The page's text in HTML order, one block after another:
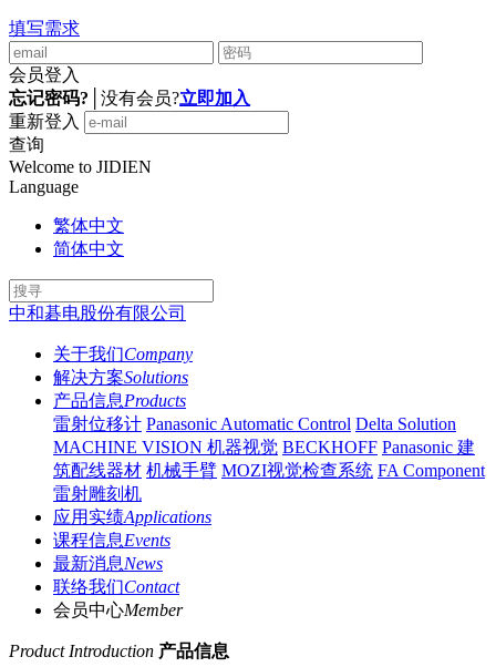
填写需求
会员登入
忘记密码?
没有会员?立即加入
重新登入
查询
Welcome to JIDIEN
Language
繁体中文
简体中文
中和碁电股份有限公司
关于我们Company
解决方案Solutions
产品信息Products
雷射位移计 Panasonic Automatic Control Delta Solution
MACHINE VISION 机器视觉 BECKHOFF Panasonic 建
筑配线器材 机械手臂 MOZI视觉检查系统 FA Component
雷射雕刻机
应用实绩Applications
课程信息Events
最新消息News
联络我们Contact
会员中心Member
Product Introduction 产品信息